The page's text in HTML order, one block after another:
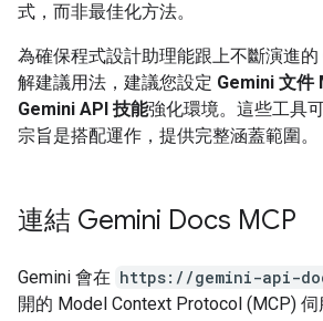
式，而非最佳化方法。
為確保程式設計助理能跟上不斷演進的
解建議用法，建議您設定 Gemini 文件
Gemini API 技能強化環境。這些工具
宗旨是搭配運作，提供完整涵蓋範圍。
連結 Gemini Docs MCP
Gemini 會在 https://gemini-api-
開的 Model Context Protocol (MCP)